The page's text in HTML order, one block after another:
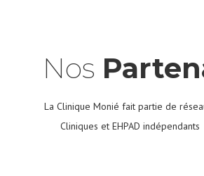
Nos
La Clinique Monié fait partie de
Cliniques et EHPAD